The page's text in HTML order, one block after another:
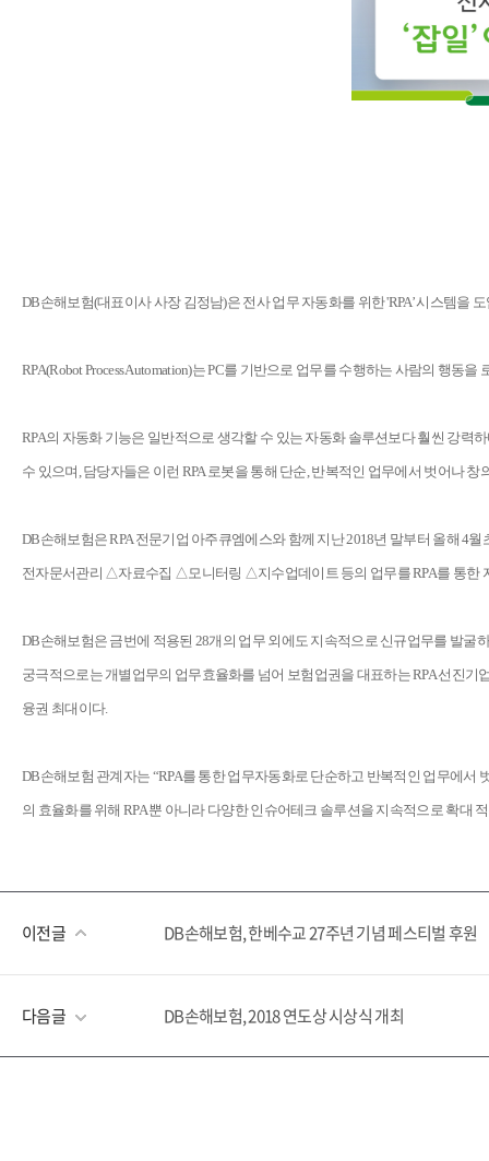
DB손해보험(대표이사 사장 김정남)은 전사 업무 자동화를 위한 'RPA’ 시스템을
RPA(Robot Process Automation)는 PC를 기반으로 업무를 수행하는 사람의 행
RPA의 자동화 기능은 일반적으로 생각할 수 있는 자동화 솔루션보다 훨씬 강력
수 있으며, 담당자들은 이런 RPA 로봇을 통해 단순, 반복적인 업무에서 벗어나 창
DB손해보험은 RPA 전문기업 아주큐엠에스와 함께 지난 2018년 말부터 올해 4
전자문서관리 △자료수집 △모니터링 △지수업데이트 등의 업무를 RPA를 통한
DB손해보험은 금번에 적용된 28개의 업무 외에도 지속적으로 신규업무를 발굴
궁극적으로는 개별업무의 업무효율화를 넘어 보험업권을 대표하는 RPA 선진기
융권 최대이다.
DB손해보험 관계자는 “RPA를 통한 업무자동화로 단순하고 반복적인 업무에
의 효율화를 위해 RPA 뿐 아니라 다양한 인슈어테크 솔루션을 지속적으로 확대
이전글 DB손해보험, 한베수교 27주년 기념 페스티벌 후원
다음글 DB손해보험, 2018 연도상 시상식 개최